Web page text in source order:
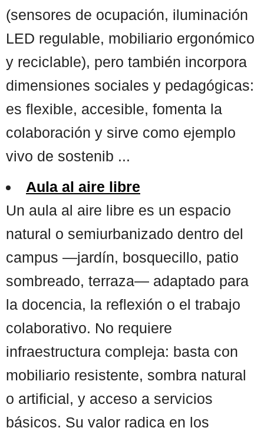
(sensores de ocupación, iluminación
LED regulable, mobiliario ergonómico
y reciclable), pero también incorpora
dimensiones sociales y pedagógicas:
es flexible, accesible, fomenta la
colaboración y sirve como ejemplo
vivo de sostenib ...
Aula al aire libre
Un aula al aire libre es un espacio
natural o semiurbanizado dentro del
campus —jardín, bosquecillo, patio
sombreado, terraza— adaptado para
la docencia, la reflexión o el trabajo
colaborativo. No requiere
infraestructura compleja: basta con
mobiliario resistente, sombra natural
o artificial, y acceso a servicios
básicos. Su valor radica en los